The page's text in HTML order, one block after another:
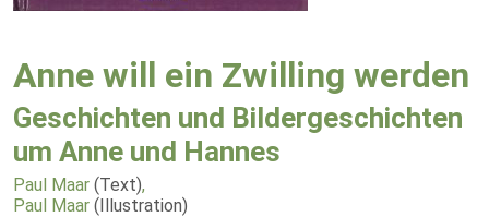
Anne will ein Zwilling werden
Geschichten und Bildergeschichten
um Anne und Hannes
Paul Maar (Text),
Paul Maar (Illustration)